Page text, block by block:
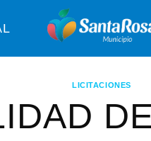
LICITACIONES